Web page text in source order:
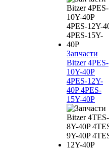
Запчасти
Bitzer 4PES-
10Y-40P
4PES-12Y-
40P 4PES-
15Y-40P